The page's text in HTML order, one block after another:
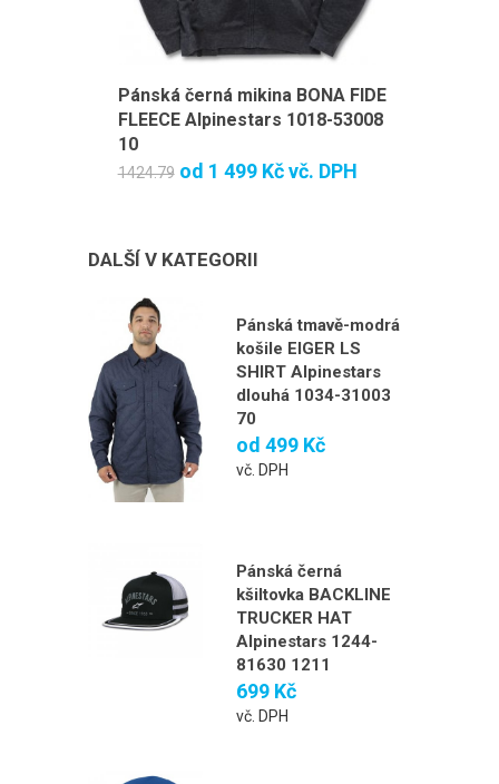
Pánská černá mikina BONA FIDE
FLEECE Alpinestars 1018-53008
10
1424.79od 1 499 Kč vč. DPH
DALŠÍ V KATEGORII
Pánská tmavě-modrá
košile EIGER LS
SHIRT Alpinestars
dlouhá 1034-31003
70
od499 Kč
vč. DPH
Pánská černá
kšiltovka BACKLINE
TRUCKER HAT
Alpinestars 1244-
81630 1211
699 Kč
vč. DPH